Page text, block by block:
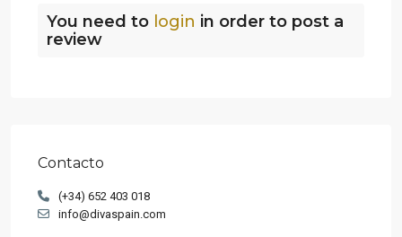
You need to login in order to post a
review
Contacto
(+34) 652 403 018
info@divaspain.com